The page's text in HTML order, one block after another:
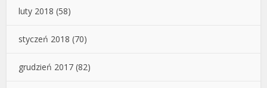
luty 2018 (58)
styczeń 2018 (70)
grudzień 2017 (82)